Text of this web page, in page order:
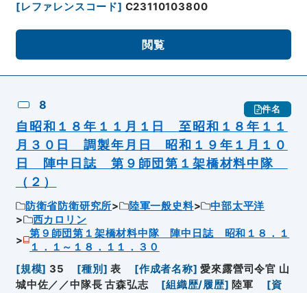
[レファレンスコード] C23110103800
閲覧
8 件名
自昭和１８年１１月１日 至昭和１８年１１
月３０日 調製年月日 昭和１９年１月１０
日 陣中日誌 第９師団第１架橋材料中隊
（２）
防衛省防衛研究所 陸軍一般史料
中部太平洋
西カロリン
第９師団第１架橋材料中隊 陣中日誌 昭和１８．１
１．１～１８．１１．３０
[規模] 35 [種別 ] 表 [作成者名称] 愛來露營司令官 山
城中佐／／中隊長 古森弘志
[組織歴/履歴] 陸軍 [資